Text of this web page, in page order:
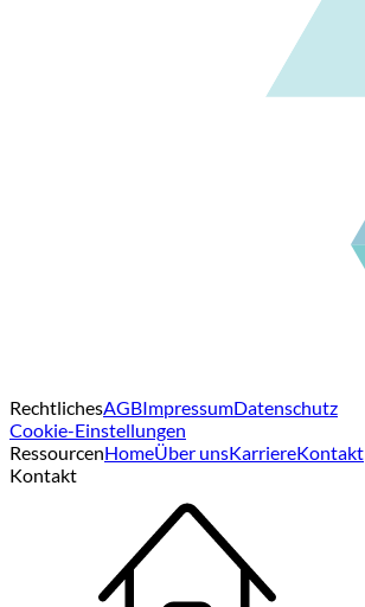
RechtlichesAGBImpressumDatenschutz
Cookie-Einstellungen
RessourcenHomeÜber unsKarriereKontakt
Kontakt